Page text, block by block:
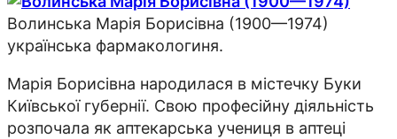
Волинська Марія Борисівна (1900—1974)
українська фармакологиня.
Марія Борисівна народилася в містечку Буки
Київської губернії. Свою професійну діяльність
розпочала як аптекарська учениця в аптеці